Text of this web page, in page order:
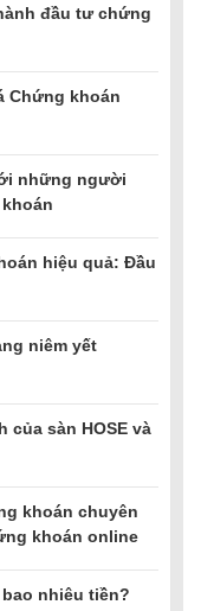
đầu tư chứng
Chứng khoán
những người
hiệu quả: Đầu
niêm yết
của sàn HOSE và
khoán chuyên
khoán online
nhiêu tiền?